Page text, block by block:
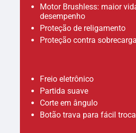
Motor Brushless: maior
desempenho
Proteção de religamento
Proteção contra sobrecarga
Freio eletrônico
Partida suave
Corte em ângulo
Botão trava para fácil